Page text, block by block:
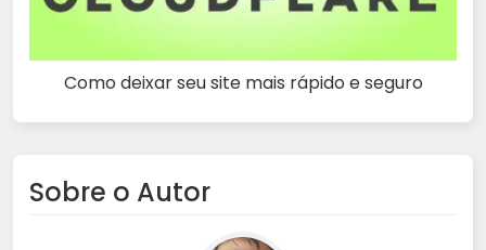
Como deixar seu site mais rápido e seguro
Sobre o Autor